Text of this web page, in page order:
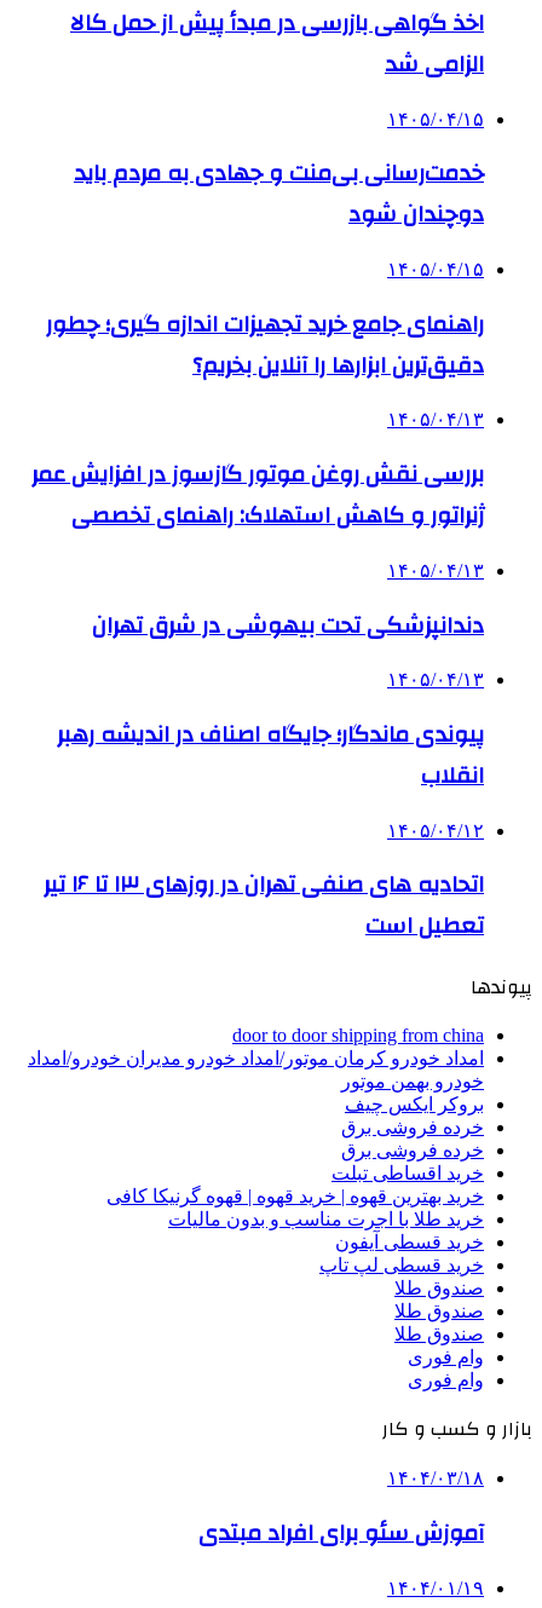
اخذ گواهی بازرسی در مبدأ پیش از حمل کالا
الزامی شد
۱۴۰۵/۰۴/۱۵
خدمت‌رسانی بی‌منت و جهادی به مردم باید
دوچندان شود
۱۴۰۵/۰۴/۱۵
راهنمای جامع خرید تجهیزات اندازه گیری؛ چطور
دقیق‌ترین ابزارها را آنلاین بخریم؟
۱۴۰۵/۰۴/۱۳
بررسی نقش روغن موتور گازسوز در افزایش عمر
ژنراتور و کاهش استهلاک: راهنمای تخصصی
۱۴۰۵/۰۴/۱۳
دندانپزشکی تحت بیهوشی در شرق تهران
۱۴۰۵/۰۴/۱۳
پیوندی ماندگار؛ جایگاه اصناف در اندیشه رهبر
انقلاب
۱۴۰۵/۰۴/۱۲
اتحادیه های صنفی تهران در روزهای ۱۳ تا ۱۶ تیر
تعطیل است
پیوندها
door to door shipping from china
امداد خودرو کرمان موتور/امداد خودرو مدیران خودرو/امداد
خودرو بهمن موتور
بروکر ایکس چیف
خرده فروشی برق
خرده فروشی برق
خرید اقساطی تبلت
خرید بهترین قهوه | خرید قهوه | قهوه گرنیکا کافی
خرید طلا با اجرت مناسب و بدون مالیات
خرید قسطی آیفون
خرید قسطی لپ تاپ
صندوق طلا
صندوق طلا
صندوق طلا
وام فوری
وام فوری
بازار و کسب و کار
۱۴۰۴/۰۳/۱۸
آموزش سئو برای افراد مبتدی
۱۴۰۴/۰۱/۱۹